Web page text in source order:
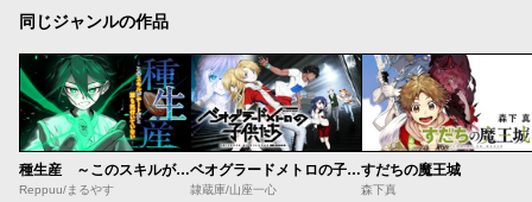
同じジャンルの作品
種生産 ～このスキルがチートだとまだ誰も気付いていない～
Reppuu/まるやす
ベオグラードメトロの子供たち
隷蔵庫/山座一心
すだちの魔王城
森下真